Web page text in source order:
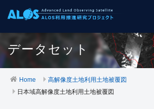
データセット
Home
高解像度土地利用土地被覆図
日本域高解像度土地利用土地被覆図